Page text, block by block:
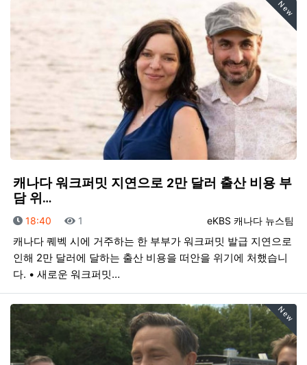
New
캐나다 워크퍼밋 지연으로 2만 달러 출산 비용 부
담 위…
등록자
eKBS 캐나다 뉴스팀
등록일
18:40 조회
1
캐나다 퀘벡 시에 거주하는 한 부부가 워크퍼밋 발급 지연으로
인해 2만 달러에 달하는 출산 비용을 떠안을 위기에 처했습니
다. • 새로운 워크퍼밋…
New